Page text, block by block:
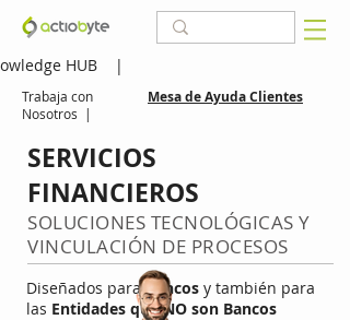
HUB |
Trabaja con
Nosotros |
Mesa de Ayuda Clientes
SERVICIOS
FINANCIEROS
SOLUCIONES TECNOLÓGICAS Y
VINCULACIÓN DE PROCESOS
Diseñados paraBancos y también para
las Entidades que NO son Bancos